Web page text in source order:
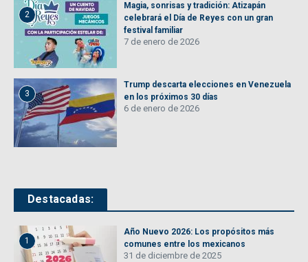
2
Magia, sonrisas y tradición: Atizapán
celebrará el Día de Reyes con un gran
festival familiar
7 de enero de 2026
3
Trump descarta elecciones en Venezuela
en los próximos 30 días
6 de enero de 2026
Destacadas:
1
Año Nuevo 2026: Los propósitos más
comunes entre los mexicanos
31 de diciembre de 2025